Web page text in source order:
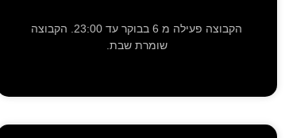
הקבוצה פעילה מ 6 בבוקר עד 23:00. הקבוצה
שומרת שבת.